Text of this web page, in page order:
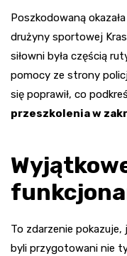
Poszkodowaną
drużyny sportowej
siłowni była częścią
pomocy ze strony
się poprawił, co
przeszkolenia w
To zdarzenie
byli przygotowani nie